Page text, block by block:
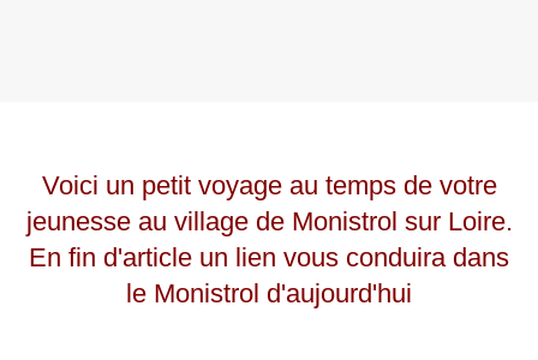
Voici un petit voyage au temps de votre
jeunesse au village de Monistrol sur Loire.
En fin d'article un lien vous conduira dans
le Monistrol d'aujourd'hui